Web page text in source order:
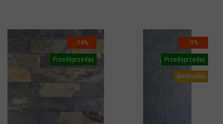
-34%
Przedsprzedaż
-9%
Przedsprzedaż
Bestseller